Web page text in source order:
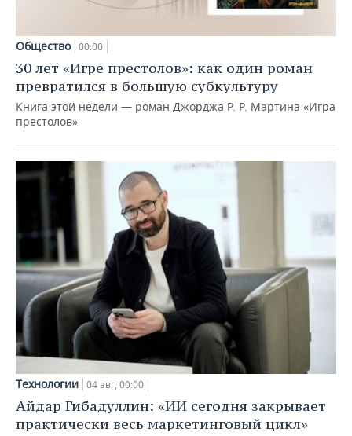
Общество 00:00
30 лет «Игре престолов»: как один роман
превратился в большую субкультуру
Книга этой недели — роман Джорджа Р. Р. Мартина «Игра
престолов»
Технологии 04 авг, 00:00
Айдар Гибадуллин: «ИИ сегодня закрывает
практически весь маркетинговый цикл»